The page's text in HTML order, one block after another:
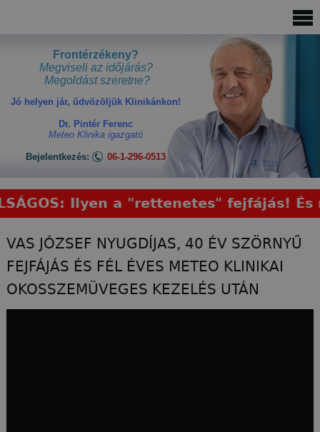
Frontérzékeny?
Megviseli az időjárás?
Megoldást szeretne?
Jó helyen jár, üdvözöljük Klinikánkon!
Dr. Pintér Ferenc
Meteo Klinika igazgató
Bejelentkezés: 06-1-296-0513
Ilyen a "rettenetes" fejfájás! És
to
top
VAS JÓZSEF NYUGDÍJAS, 40 ÉV SZÖRNYŰ
FEJFÁJÁS ÉS FÉL ÉVES METEO KLINIKAI
OKOSSZEMÜVEGES KEZELÉS UTÁN